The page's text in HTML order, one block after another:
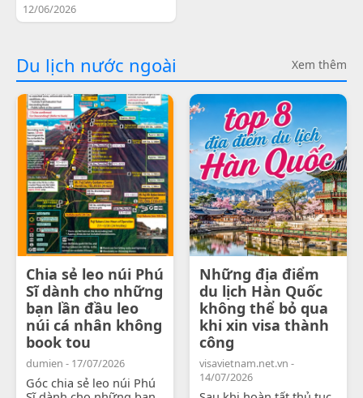
12/06/2026
Du lịch nước ngoài Xem thêm
Chia sẻ leo núi Phú
Sĩ dành cho những
bạn lần đầu leo
núi cá nhân không
book tou
dumien - 17/07/2026
Góc chia sẻ leo núi Phú
Những địa điểm
du lịch Hàn Quốc
không thể bỏ qua
khi xin visa thành
công
visavietnam.net.vn -
14/07/2026